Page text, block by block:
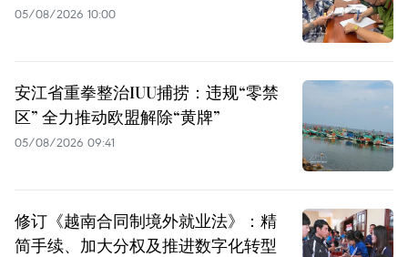
05/08/2026 10:00
安江省重拳整治IUU捕捞：违规“零禁
区” 全力推动欧盟解除“黄牌”
05/08/2026 09:41
修订《越南合同制境外就业法》：精
简手续、加大分权及推进数字化转型